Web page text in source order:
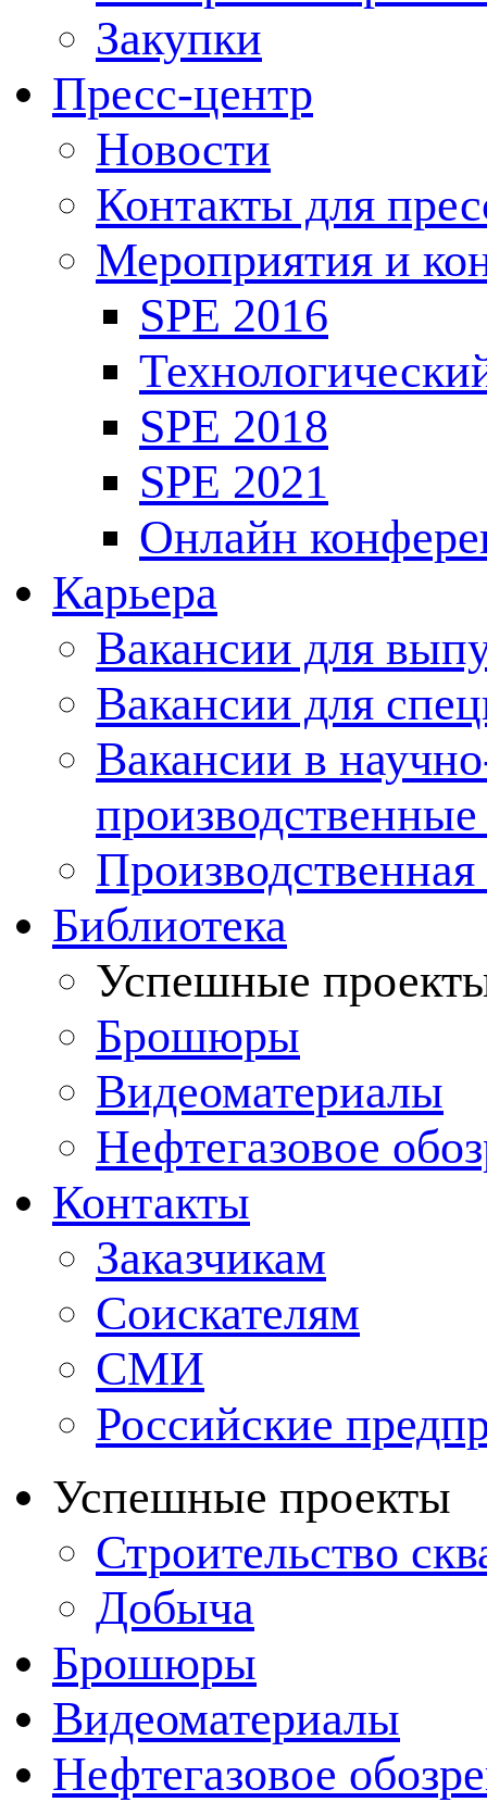
Закупки
Пресс-центр
Новости
Контакты для
Мероприятия и
SPE 2016
SPE 2018
SPE 2021
Онлайн
Карьера
Вакансии для
Вакансии для
Вакансии в
Производственная
Библиотека
Успешные
Брошюры
Видеоматериалы
Нефтегазовое
Контакты
Заказчикам
Соискателям
СМИ
Российские
Успешные проекты
Строительство
Добыча
Брошюры
Видеоматериалы
Нефтегазовое